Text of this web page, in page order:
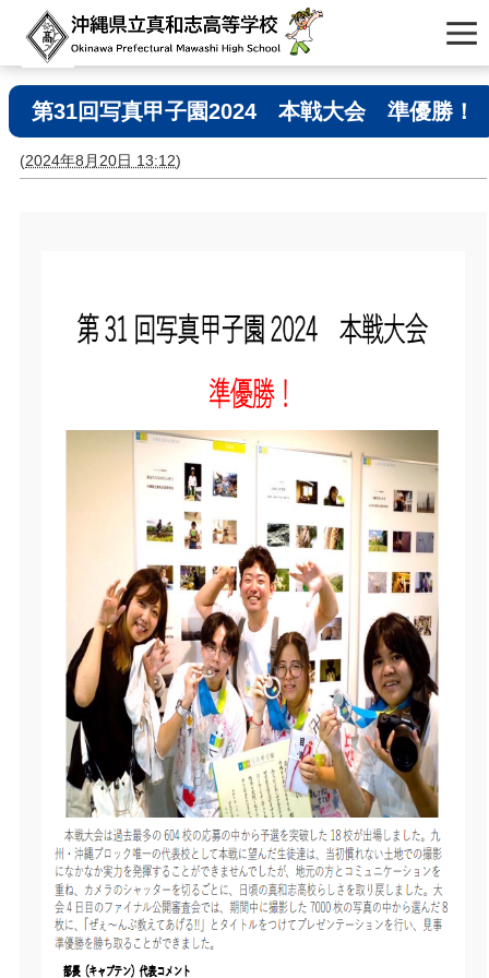
第31回写真甲子園2024 本戦大会 準優勝！
(2024年8月20日 13:12)